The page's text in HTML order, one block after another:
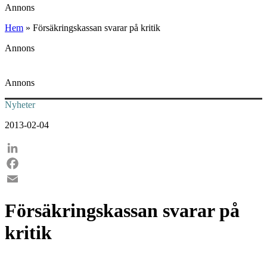
Annons
Hem » Försäkringskassan svarar på kritik
Annons
Annons
Nyheter
2013-02-04
LinkedIn
Facebook
Försäkringskassan svarar på
kritik